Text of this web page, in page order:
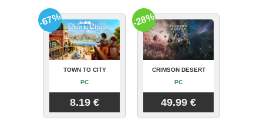
TOWN TO CITY
PC
8.19 €
-67%
CRIMSON DESERT
PC
49.99 €
-28%